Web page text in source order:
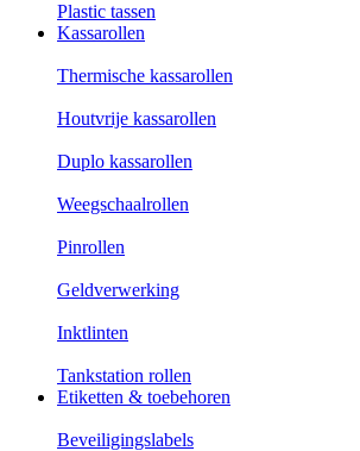
Plastic tassen
Kassarollen
Thermische kassarollen
Houtvrije kassarollen
Duplo kassarollen
Weegschaalrollen
Pinrollen
Geldverwerking
Inktlinten
Tankstation rollen
Etiketten & toebehoren
Beveiligingslabels